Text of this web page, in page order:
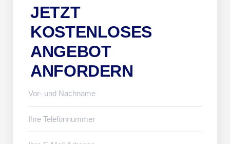
JETZT
KOSTENLOSES
ANGEBOT
ANFORDERN